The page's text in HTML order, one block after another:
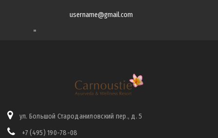
ПОДПИСАТЬСЯ
ул. Большой Староданиловский пер., д. 5
+7 (495) 190-78-08